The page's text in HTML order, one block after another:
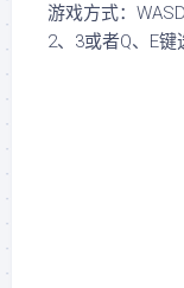
游戏方式：
2、3或者Q、E键